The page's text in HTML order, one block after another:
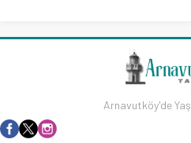
Arnavutköy'de